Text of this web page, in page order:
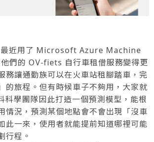
最近用了 Microsoft Azure Machine
們的 OV-fiets 自行車租借服務變得更
務讓通勤族可以在火車站租腳踏車，完
的旅程。但有時候車子不夠用，大家就
科學團隊因此打造一個預測模型，能根
情況，預測某個地點會不會出現「沒車
此一來，使用者就能提前知道哪裡可能
行程。